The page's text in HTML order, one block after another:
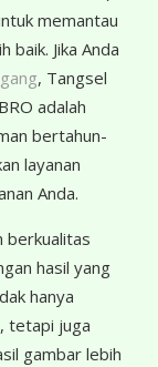
memantau
baik. Jika Anda
, Tangsel
adalah
bertahun-
layanan
Anda.
berkualitas
hasil yang
hanya
tetapi juga
gambar lebih